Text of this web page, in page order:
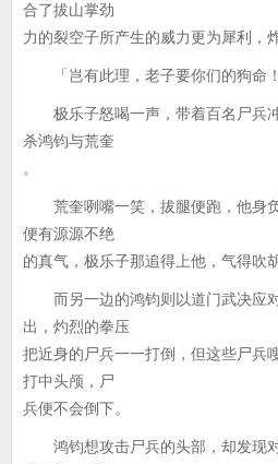
合了拔山掌劲
力的裂空子所产生的威力更为犀利，
「岂有此理，老子要你们的狗命！
极乐子怒喝一声，带着百名尸兵
杀鸿钧与荒奎
。
荒奎咧嘴一笑，拔腿便跑，他身
便有源源不绝
的真气，极乐子那追得上他，气得吹
而另一边的鸿钧则以道门武决应
出，灼烈的拳压
把近身的尸兵一一打倒，但这些尸兵
打中头颅，尸
兵便不会倒下。
鸿钧想攻击尸兵的头部，却发现